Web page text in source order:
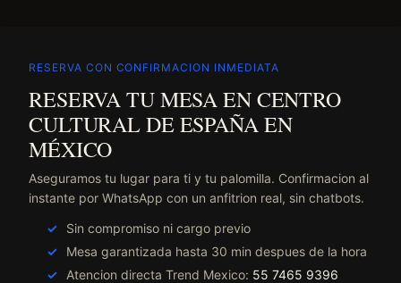
RESERVA CON CONFIRMACION INMEDIATA
RESERVA TU MESA EN CENTRO
CULTURAL DE ESPAÑA EN
MÉXICO
Aseguramos tu lugar para ti y tu palomilla. Confirmacion al
instante por WhatsApp con un anfitrion real, sin chatbots.
Sin compromiso ni cargo previo
Mesa garantizada hasta 30 min despues de la hora
Atencion directa Trend Mexico: 55 7465 9396